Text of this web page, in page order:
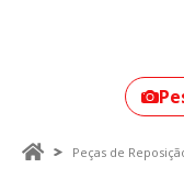
Peças de